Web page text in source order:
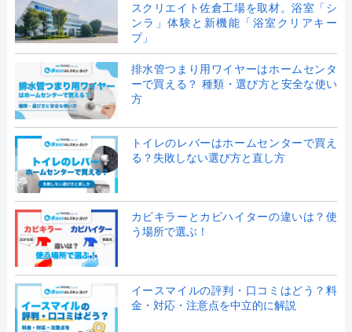
スクリエイト佐倉工場を取材。浴室「シ
ンラ」体験と新機能「浴室クリアキー
プ」
排水管つまり用ワイヤーはホームセンタ
ーで買える？ 種類・選び方と安全な使い
方
トイレのレバーはホームセンターで買え
る？失敗しない選び方と直し方
カビキラーとカビハイターの違いは？使
う場所で選ぶ！
イースマイルの評判・口コミはどう？料
金・対応・注意点を中立的に解説